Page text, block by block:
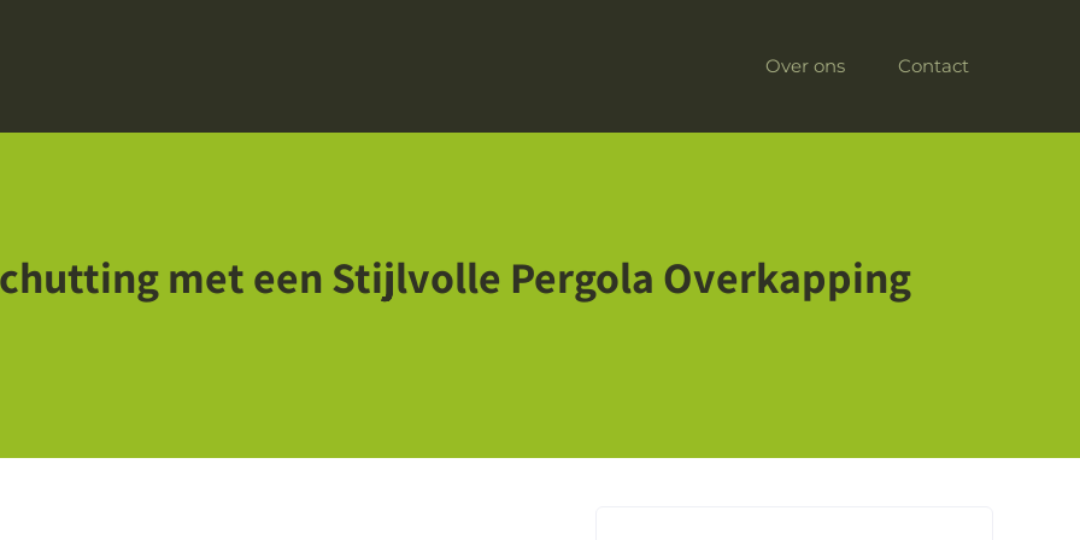
Over ons Contact
met een Stijlvolle Pergola Overkapping